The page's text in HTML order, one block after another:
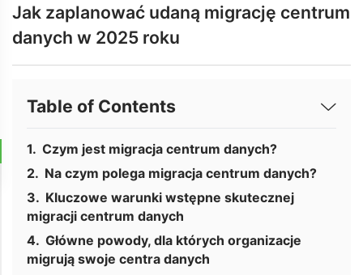
Jak zaplanować udaną migrację centrum
danych w 2025 roku
Table of Contents
Czym jest migracja centrum danych?
Na czym polega migracja centrum danych?
Kluczowe warunki wstępne skutecznej
migracji centrum danych
Główne powody, dla których organizacje
migrują swoje centra danych